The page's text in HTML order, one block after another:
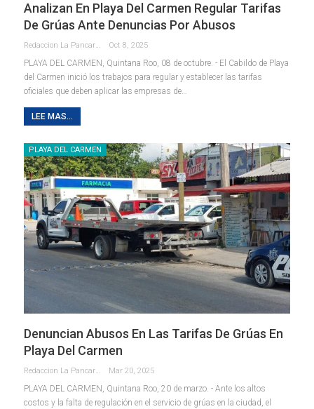
Analizan En Playa Del Carmen Regular Tarifas
De Grúas Ante Denuncias Por Abusos
Redaccion La Pancarta De Quintana Roo Oct 8, 2025
PLAYA DEL CARMEN, Quintana Roo, 08 de octubre. - El Cabildo de Playa
del Carmen inició los trabajos para regular y establecer las tarifas
oficiales que deben aplicar las empresas de…
LEE MAS...
PLAYA DEL CARMEN
Denuncian Abusos En Las Tarifas De Grúas En
Playa Del Carmen
Redaccion La Pancarta De Quintana Roo Mar 20, 2025
PLAYA DEL CARMEN, Quintana Roo, 20 de marzo. - Ante los altos
costos y la falta de regulación en el servicio de grúas en la ciudad, el